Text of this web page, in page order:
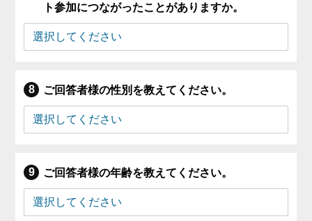
ト参加につながったことがありますか。
ご回答者様の性別を教えてください。
ご回答者様の年齢を教えてください。